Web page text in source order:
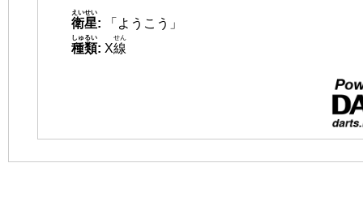
衛星
えいせい
:
「ようこう」
種類
しゅるい
: X線
せん